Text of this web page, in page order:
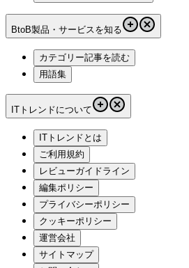
BtoB製品・サービスを知る
カテゴリー記事を読む
用語集
ITトレンドについて
ITトレンドとは
ご利用規約
レビューガイドライン
編集ポリシー
プライバシーポリシー
クッキーポリシー
運営会社
サイトマップ